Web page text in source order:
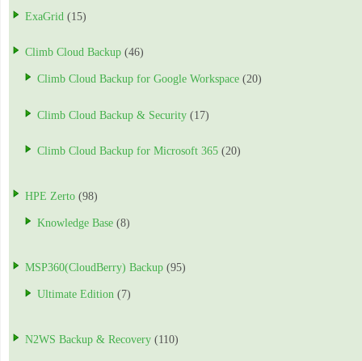
ExaGrid (15)
Climb Cloud Backup (46)
Climb Cloud Backup for Google Workspace (20)
Climb Cloud Backup & Security (17)
Climb Cloud Backup for Microsoft 365 (20)
HPE Zerto (98)
Knowledge Base (8)
MSP360(CloudBerry) Backup (95)
Ultimate Edition (7)
N2WS Backup & Recovery (110)